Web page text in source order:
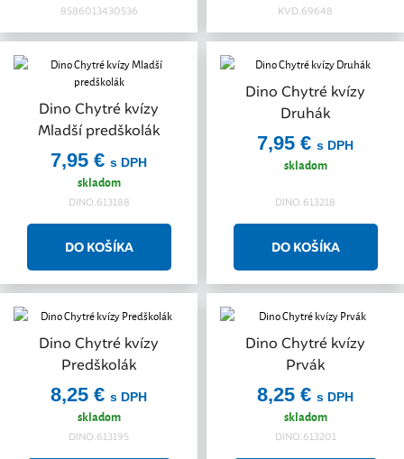
8586013430536 KVD.69648
Dino Chytré kvízy
Mladší predškolák
7,95 € s DPH
skladom
DINO.613188
Dino Chytré kvízy
Druhák
7,95 € s DPH
skladom
DINO.613218
Dino Chytré kvízy
Predškolák
8,25 € s DPH
skladom
DINO.613195
Dino Chytré kvízy
Prvák
8,25 € s DPH
skladom
DINO.613201